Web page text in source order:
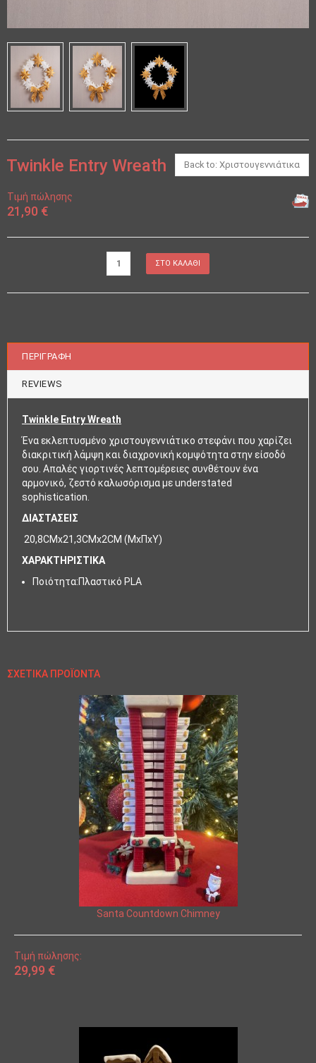
Back to: Χριστουγεννιάτικα
Twinkle Entry Wreath
Τιμή πώλησης
21,90 €
ΠΕΡΙΓΡΑΦΉ
REVIEWS
Twinkle Entry Wreath
Ένα εκλεπτυσμένο χριστουγεννιάτικο στεφάνι που χαρίζει
διακριτική λάμψη και διαχρονική κομψότητα στην είσοδό
σου. Απαλές γιορτινές λεπτομέρειες συνθέτουν ένα
αρμονικό, ζεστό καλωσόρισμα με understated
sophistication.
ΔΙΑΣΤΑΣΕΙΣ
20,8CMx21,3CMx2CM (ΜxΠxΥ)
ΧΑΡΑΚΤΗΡΙΣΤΙΚΑ
Ποιότητα:Πλαστικό PLA
ΣΧΕΤΙΚΆ ΠΡΟΪΌΝΤΑ
Santa Countdown Chimney
Τιμή πώλησης:
29,99 €